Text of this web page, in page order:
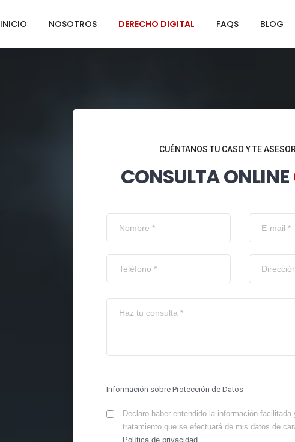
INICIO NOSOTROS DERECHO DIGITAL FAQS BLOG
CUÉNTANOS TU CASO Y TE
CONSULTA ONLINE
Información sobre Protección de Datos
Declaro haber entendido la información facilitada
tratamiento que se efectuará de mis datos de
Política de privacidad.